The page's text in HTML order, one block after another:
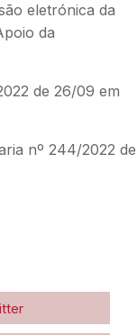
eletrónica da
da
de 26/09 em
nº 244/2022 de